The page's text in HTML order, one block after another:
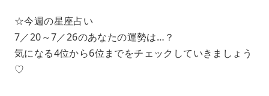
☆今週の星座占い
7／20～7／26のあなたの運勢は…？
気になる4位から6位までをチェックしていきましょう
♡